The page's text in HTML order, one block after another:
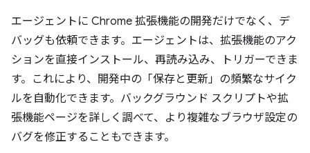
エージェントに Chrome 拡張機能の開発だけでなく、デ
バッグも依頼できます。エージェントは、拡張機能のアク
ションを直接インストール、再読み込み、トリガーできま
す。これにより、開発中の「保存と更新」の頻繁なサイク
ルを自動化できます。バックグラウンド スクリプトや拡
張機能ページを詳しく調べて、より複雑なブラウザ設定の
バグを修正することもできます。